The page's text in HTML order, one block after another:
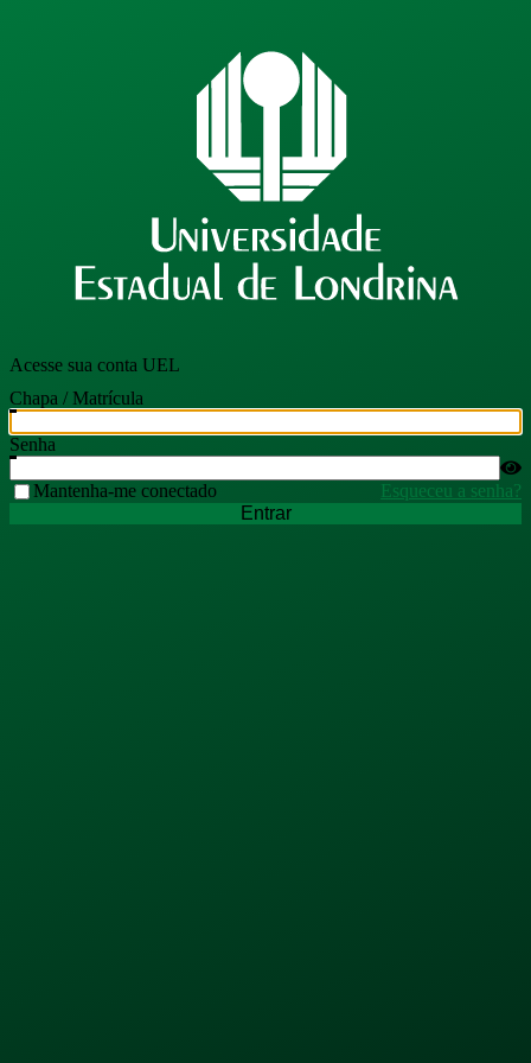
Acesse sua conta UEL
Chapa / Matrícula
Senha
Mantenha-me conectado
Esqueceu a senha?
Entrar